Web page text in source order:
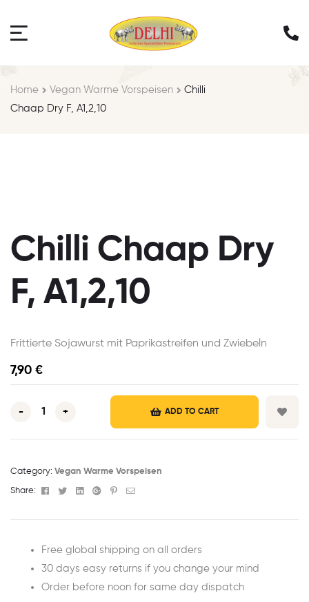
Home Vegan Warme Vorspeisen
Chilli
Chaap Dry F, A1,2,10
Chilli Chaap Dry
F, A1,2,10
Frittierte Sojawurst mit Paprikastreifen und Zwiebeln
7,90 €
- + ADD TO CART
Category: Vegan Warme Vorspeisen
Share: Facebook
TwitterLinkedinGoogle+Pinterest
Email
Free global shipping on all orders
30 days easy returns if you change your mind
Order before noon for same day dispatch